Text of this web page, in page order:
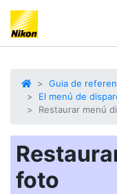
Guia de
El menú de
Restaurar menú
foto